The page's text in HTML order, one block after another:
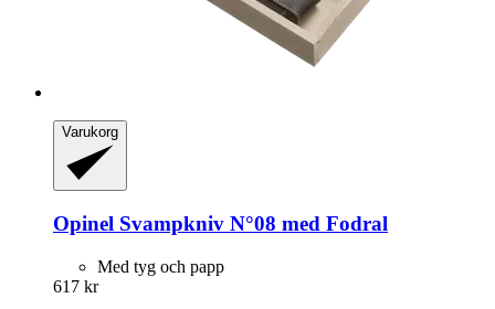
Varukorg
Opinel Svampkniv N°08 med Fodral
Med tyg och papp
617 kr